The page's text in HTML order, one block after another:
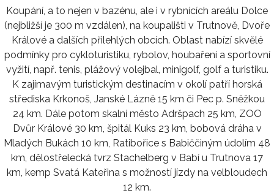
Koupání, a to nejen v bazénu, ale i v rybnících areálu Dolce
(nejbližší je 300 m vzdálen), na koupališti v Trutnově, Dvoře
Králové a dalších přilehlých obcích. Oblast nabízí skvělé
podmínky pro cykloturistiku, rybolov, houbaření a sportovní
vyžití, např. tenis, plážový volejbal, minigolf, golf a turistiku.
K zajímavým turistickým destinacím v okolí patří horská
střediska Krkonoš, Janské Lázně 15 km či Pec p. Sněžkou
24 km. Dále potom skalní město Adršpach 25 km, ZOO
Dvůr Králové 30 km, špitál Kuks 23 km, bobová dráha v
Mladých Bukách 10 km, Ratibořice s Babiččiným údolím 48
km, dělostřelecká tvrz Stachelberg v Babí u Trutnova 17
km, kemp Svatá Kateřina s možností jízdy na velbloudech
12 km.